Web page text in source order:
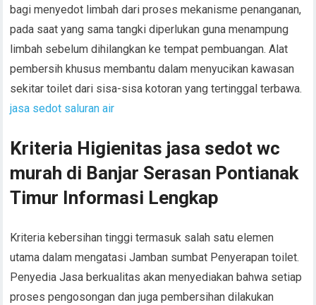
bagi menyedot limbah dari proses mekanisme penanganan,
pada saat yang sama tangki diperlukan guna menampung
limbah sebelum dihilangkan ke tempat pembuangan. Alat
pembersih khusus membantu dalam menyucikan kawasan
sekitar toilet dari sisa-sisa kotoran yang tertinggal terbawa.
jasa sedot saluran air
Kriteria Higienitas jasa sedot wc
murah di Banjar Serasan Pontianak
Timur Informasi Lengkap
Kriteria kebersihan tinggi termasuk salah satu elemen
utama dalam mengatasi Jamban sumbat Penyerapan toilet.
Penyedia Jasa berkualitas akan menyediakan bahwa setiap
proses pengosongan dan juga pembersihan dilakukan